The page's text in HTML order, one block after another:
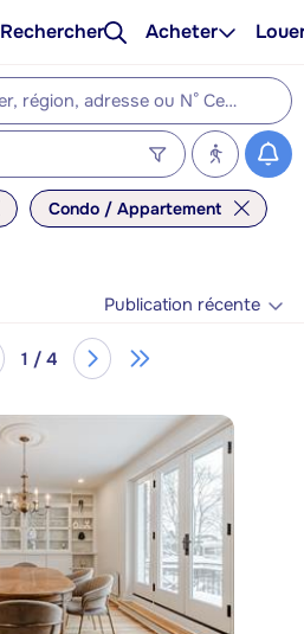
Rechercher Acheter
Condo / Appartement
Publication récente
1 / 4